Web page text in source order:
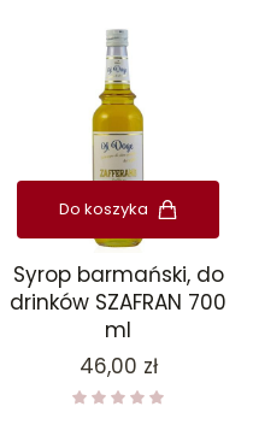
Do koszyka
Syrop barmański, do
drinków SZAFRAN 700
ml
Cena
46,00 zł